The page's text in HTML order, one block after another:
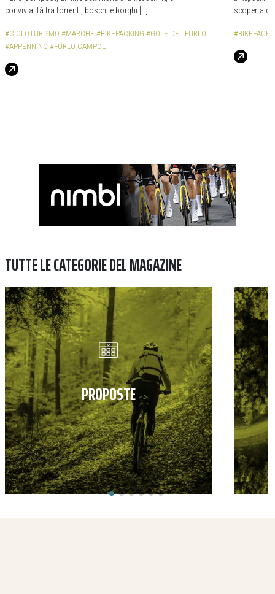
convivialità tra torrenti, boschi e borghi […]
#CICLOTURISMO #MARCHE #BIKEPACKING #GOLE DEL FURLO
#APPENNINO #FURLO CAMPOUT
scoperta
TUTTE LE CATEGORIE DEL MAGAZINE
PROPOSTE